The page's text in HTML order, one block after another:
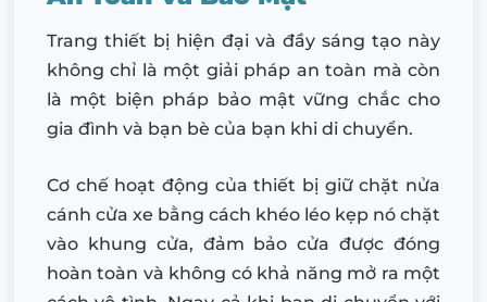
Trang thiết bị hiện đại và đầy sáng tạo này
không chỉ là một giải pháp an toàn mà còn
là một biện pháp bảo mật vững chắc cho
gia đình và bạn bè của bạn khi di chuyển.
Cơ chế hoạt động của thiết bị giữ chặt nửa
cánh cửa xe bằng cách khéo léo kẹp nó chặt
vào khung cửa, đảm bảo cửa được đóng
hoàn toàn và không có khả năng mở ra một